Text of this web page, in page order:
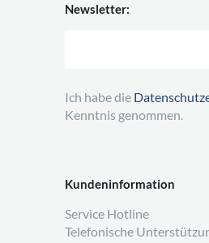
Kundeninformation
Service Hotline
Telefonische
Newsletter:
Ich habe die
Kenntnis genommen.